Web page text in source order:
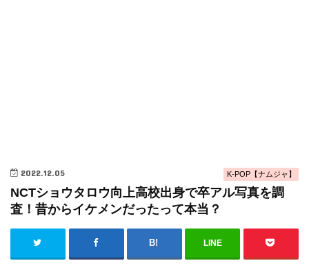
K-POP【ナムジャ】
2022.12.05
NCTショウタロウ向上高校出身で卒アル写真を調
査！昔からイケメンだったって本当？
LINE